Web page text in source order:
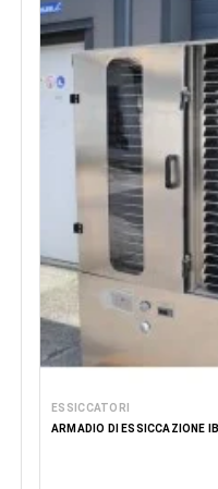
ESSICCATORI
ARMADIO DI ESSICCAZIONE